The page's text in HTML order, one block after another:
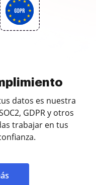
datos es nuestra
GDPR y otros
trabajar en tus